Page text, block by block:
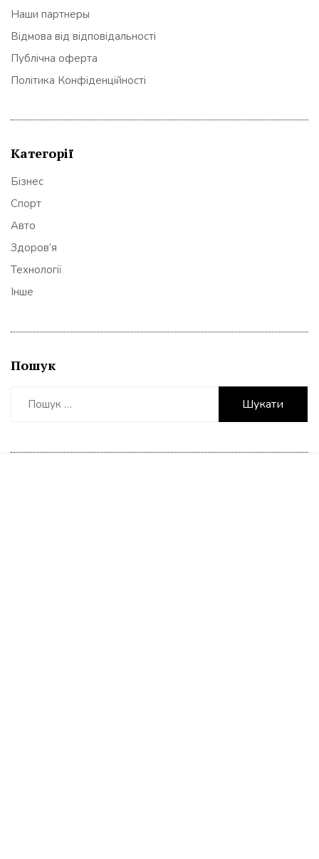
Наши партнеры
Відмова від відповідальності
Публічна оферта
Політика Конфіденційності
Категорії
Бізнес
Спорт
Авто
Здоров’я
Технології
Інше
Пошук